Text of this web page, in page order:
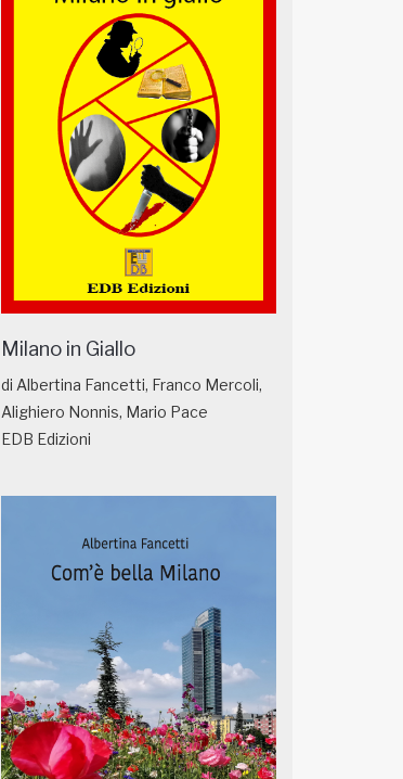
Milano in Giallo
di Albertina Fancetti, Franco Mercoli,
Alighiero Nonnis, Mario Pace
EDB Edizioni